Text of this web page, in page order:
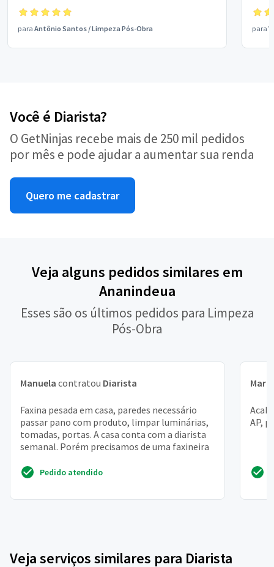
para Antônio Santos /Limpeza Pós-Obra para
Você é Diarista?
O GetNinjas recebe mais de 250 mil pedidos
por mês e pode ajudar a aumentar sua renda
Quero me cadastrar
Veja alguns pedidos similares em
Ananindeua
Esses são os últimos pedidos para Limpeza
Pós-Obra
Manuela contratou Diarista
Faxina pesada em casa, paredes necessário
passar pano com produto, limpar luminárias,
tomadas, portas. A casa conta com a diarista
semanal. Porém precisamos de uma faxineira
Pedido atendido
AP,
Veja serviços similares para Diarista